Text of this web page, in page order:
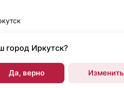
город Иркутск?
Да, верно Изменить